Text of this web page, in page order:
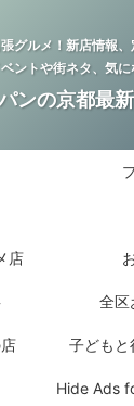
グルメ！新店情報
ントや街ネタ、気に
ンの京都最
店
全区
子どもと
Hide Ads